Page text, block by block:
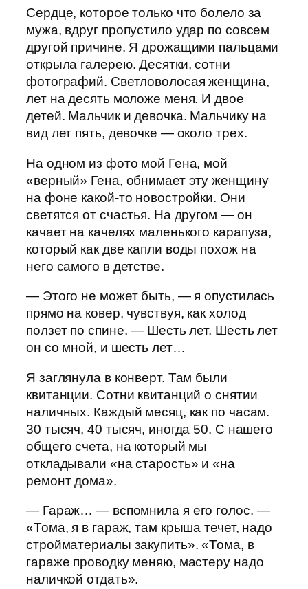
Сердце, которое только что болело за
мужа, вдруг пропустило удар по совсем
другой причине. Я дрожащими пальцами
открыла галерею. Десятки, сотни
фотографий. Светловолосая женщина,
лет на десять моложе меня. И двое
детей. Мальчик и девочка. Мальчику на
вид лет пять, девочке — около трех.
На одном из фото мой Гена, мой
«верный» Гена, обнимает эту женщину
на фоне какой-то новостройки. Они
светятся от счастья. На другом — он
качает на качелях маленького карапуза,
который как две капли воды похож на
него самого в детстве.
— Этого не может быть, — я опустилась
прямо на ковер, чувствуя, как холод
ползет по спине. — Шесть лет. Шесть лет
он со мной, и шесть лет…
Я заглянула в конверт. Там были
квитанции. Сотни квитанций о снятии
наличных. Каждый месяц, как по часам.
30 тысяч, 40 тысяч, иногда 50. С нашего
общего счета, на который мы
откладывали «на старость» и «на
ремонт дома».
— Гараж… — вспомнила я его голос. —
«Тома, я в гараж, там крыша течет, надо
стройматериалы закупить». «Тома, в
гараже проводку меняю, мастеру надо
наличкой отдать».